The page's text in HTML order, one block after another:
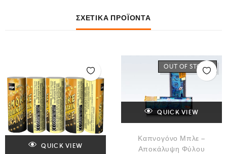
ΣΧΕΤΙΚΆ ΠΡΟΪΌΝΤΑ
QUICK VIEW
OUT OF STOCK
QUICK VIEW
Καπνογόνο Μπλε –
Αποκάλυψη Φύλου